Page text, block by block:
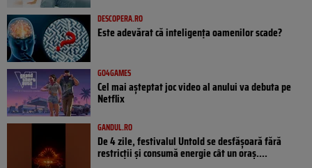
DESCOPERA.RO
Este adevărat că inteligența oamenilor scade?
GO4GAMES
Cel mai așteptat joc video al anului va debuta pe
Netflix
GANDUL.RO
De 4 zile, festivalul Untold se desfășoară fără
restricții și consumă energie cât un oraș....